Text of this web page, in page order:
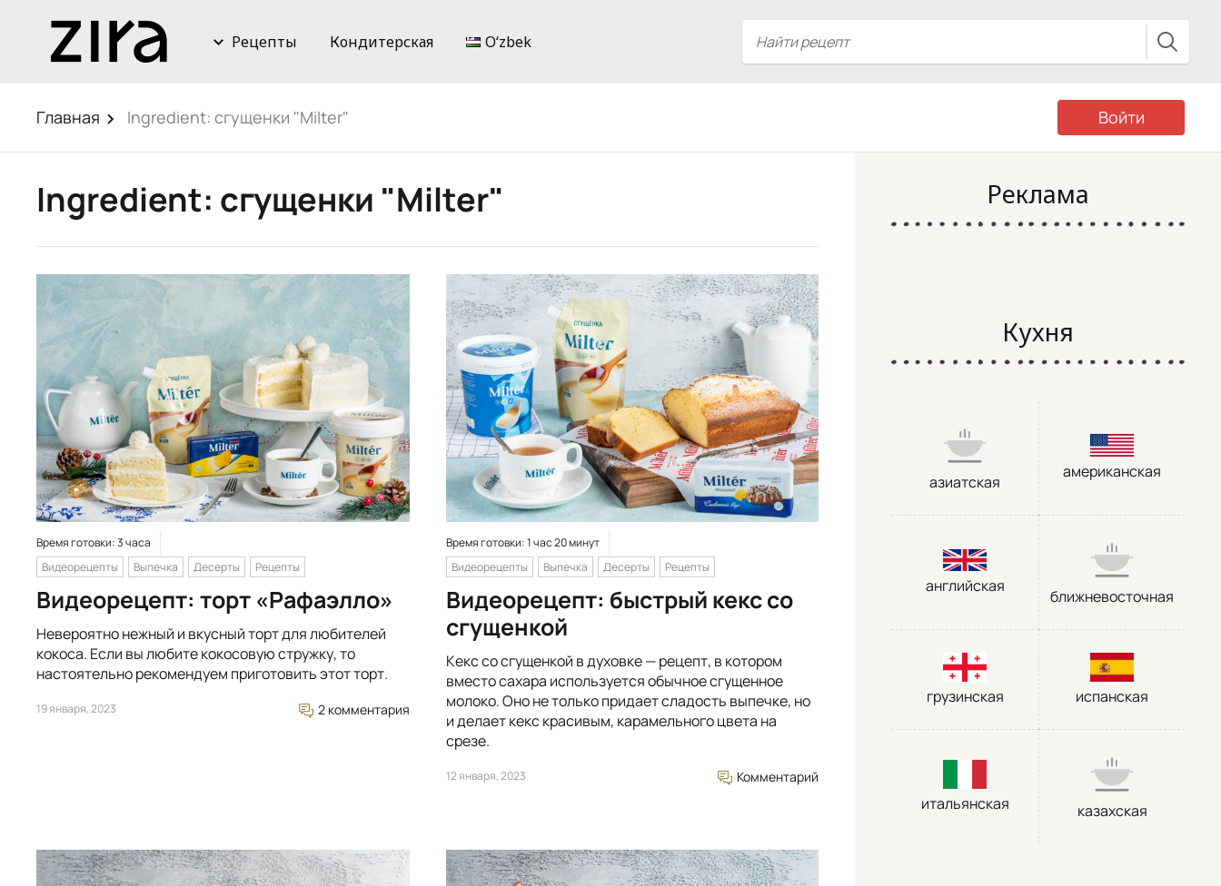
Рецепты Кондитерская Oʻzbek
Главная Ingredient: сгущенки "Milter" Войти
Ingredient: сгущенки "Milter"
Время готовки: 3 часа
Видеорецепты
Выпечка Десерты Рецепты
Видеорецепт: торт «Рафаэлло»
Невероятно нежный и вкусный торт для любителей
кокоса. Если вы любите кокосовую стружку, то
настоятельно рекомендуем приготовить этот торт.
19 января, 2023 2 комментария
Время готовки: 1 час 20 минут
Видеорецепты
Выпечка Десерты Рецепты
Видеорецепт: быстрый кекс со
сгущенкой
Кекс со сгущенкой в духовке — рецепт, в котором
вместо сахара используется обычное сгущенное
молоко. Оно не только придает сладость выпечке, но
и делает кекс красивым, карамельного цвета на
срезе.
12 января, 2023 Комментарий
Реклама
Кухня
азиатская
американская
английская
ближневосточная
грузинская испанская
итальянская казахская